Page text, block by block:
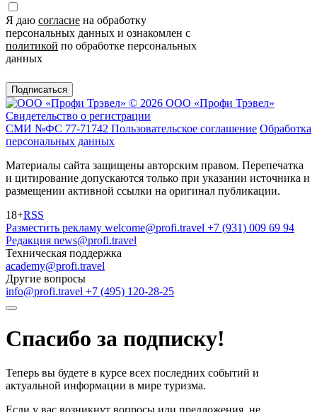
Я даю согласие на обработку
персональных данных и ознакомлен с
политикой по обработке персональных
данных
Подписаться
© 2026 ООО «Профи Трэвeл»
Свидетельство о регистрации
СМИ №ФС 77-71742 Пользовательское соглашение Обработка
персональных данных
Материалы сайта защищены авторским правом. Перепечатка
и цитирование допускаются только при указании источника и
размещении активной ссылки на оригинал публикации.
18+RSS
Разместить рекламу welcome@profi.travel +7 (931) 009 69 94
Редакция news@profi.travel
Техническая поддержка
academy@profi.travel
Другие вопросы
info@profi.travel +7 (495) 120-28-25
Спасибо за подписку!
Теперь вы будете в курсе всех последних событий и
актуальной информации в мире туризма.